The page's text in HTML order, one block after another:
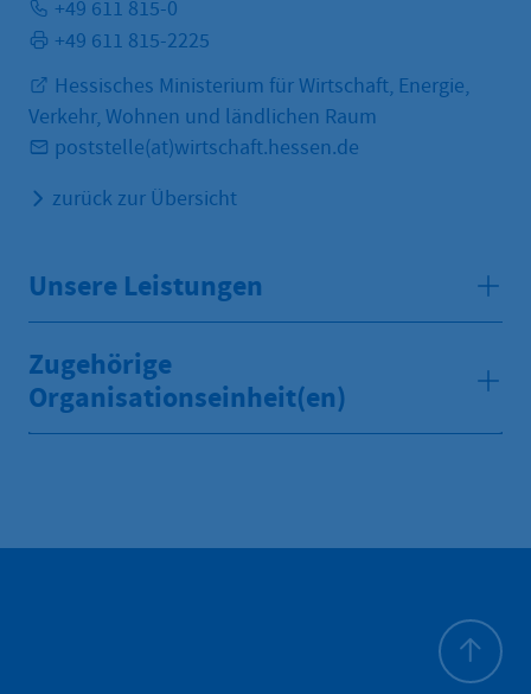
+49 611 815-0
+49 611 815-2225
Hessisches Ministerium für Wirtschaft, Energie,
Verkehr, Wohnen und ländlichen Raum
poststelle(at)wirtschaft.hessen.de
zurück zur Übersicht
Unsere Leistungen
Zugehörige
Organisationseinheit(en)